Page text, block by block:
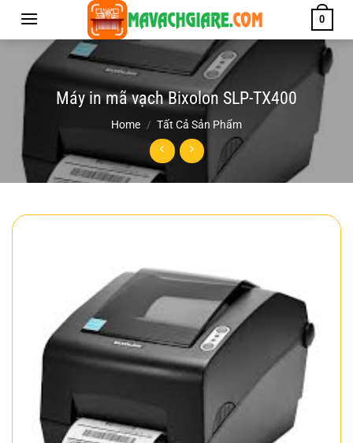
0
Máy in mã vạch Bixolon SLP-TX400
Home / Tất Cả Sản Phẩm